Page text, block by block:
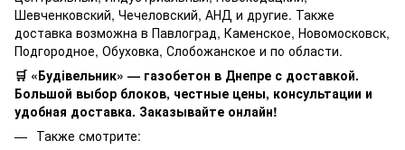
Шевченковский, Чечеловский, АНД и другие. Также
доставка возможна в Павлоград, Каменское, Новомосковск,
Подгородное, Обуховка, Слобожанское и по области.
🛒 «Будівельник» — газобетон в Днепре с доставкой.
Большой выбор блоков, честные цены, консультации и
удобная доставка. Заказывайте онлайн!
Также смотрите: